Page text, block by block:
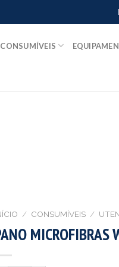
CONSUMÍVEIS
/ CONSUMÍVEIS /
MICROFIBRAS